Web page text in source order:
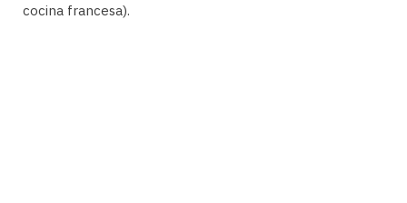
cocina francesa).